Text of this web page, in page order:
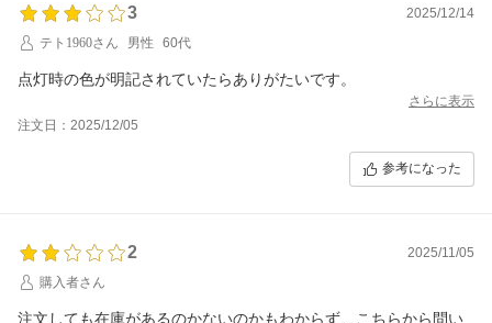
3
2025/12/14
テト1960さん
男性 60代
点灯時の色が明記されていたらありがたいです。
さらに表示
注文日：2025/12/05
参考になった
2
2025/11/05
購入者さん
注文しても在庫があるのかないのかもわからず、こちらから問い